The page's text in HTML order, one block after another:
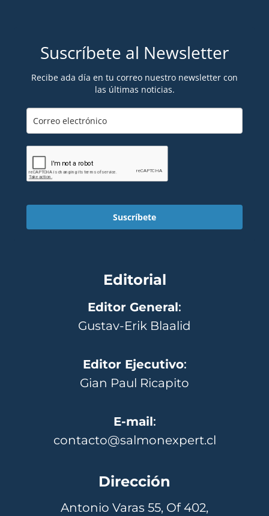
Suscríbete al Newsletter
Recibe ada día en tu correo nuestro newsletter con
las últimas noticias.
Suscríbete
Editorial
Editor General:
Gustav-Erik Blaalid
Editor Ejecutivo:
Gian Paul Ricapito
E-mail:
contacto@salmonexpert.cl
Dirección
Antonio Varas 55, Of 402,